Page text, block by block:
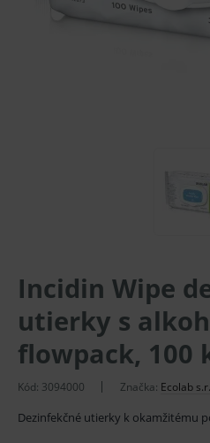
Incidin Wipe
utierky s
flowpack, 100
Kód: 3094000 Značka: Ecolab
Dezinfekčné utierky k okamžitému